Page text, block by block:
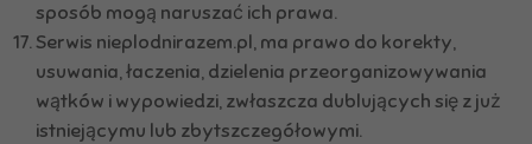
sposób mogą naruszać ich prawa.
Serwis nieplodnirazem.pl, ma prawo do korekty,
usuwania, łaczenia, dzielenia przeorganizowywania
wątków i wypowiedzi, zwłaszcza dublujących się z już
istniejącymu lub zbytszczegółowymi.